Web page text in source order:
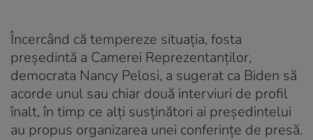
Încercând că tempereze situația, fosta
preşedintă a Camerei Reprezentanţilor,
democrata Nancy Pelosi, a sugerat ca Biden să
acorde unul sau chiar două interviuri de profil
înalt, în timp ce alți susținători ai președintelui
au propus organizarea unei conferințe de presă.